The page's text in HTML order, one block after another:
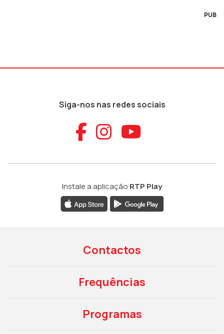
PUB
Siga-nos nas redes sociais
Aceder ao
Aceder ao
Aceder
Instale a aplicação RTP Play
Contactos
Frequências
Programas